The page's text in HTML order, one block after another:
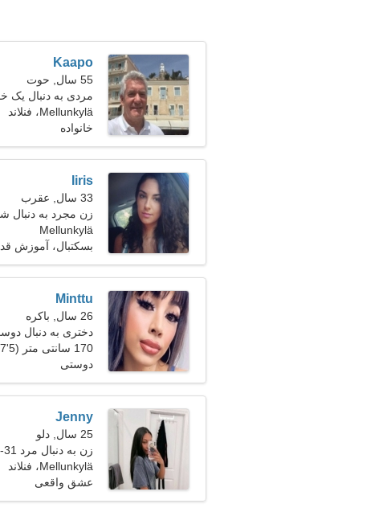
Kaapo
55 سال, حوت
مردی به دنبال یک
Mellunkylä، فنلاند
خانواده
Iiris
33 سال, عقرب
زن مجرد به دنبال
Mellunkylä
بسکتبال، آموزش
Minttu
26 سال, باکره
دختری به دنبال دوست
170 سانتی متر (5'7")، 54 کیلوگرم (119 پوند)
دوستی
Jenny
25 سال, دلو
زن به دنبال مرد 31-35
Mellunkylä، فنلاند
عشق واقعی